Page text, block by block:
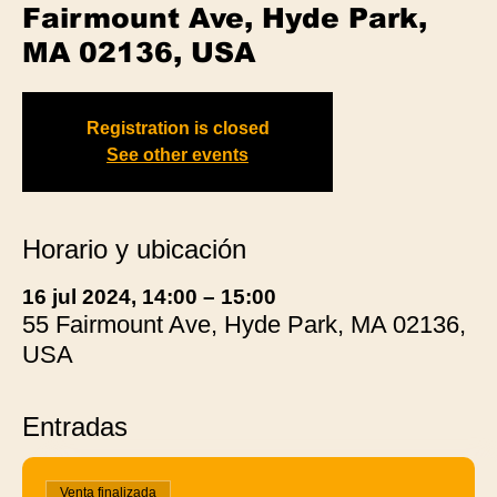
Fairmount Ave, Hyde Park,
MA 02136, USA
Registration is closed
See other events
Horario y ubicación
16 jul 2024, 14:00 – 15:00
55 Fairmount Ave, Hyde Park, MA 02136,
USA
Entradas
Venta finalizada